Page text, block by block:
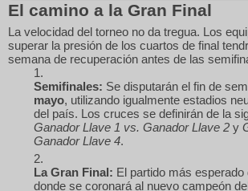
El camino a la Gran Final
La velocidad del torneo no da tregua. Los
superar la presión de los cuartos de final
semana de recuperación antes de las
Semifinales: Se disputarán el fin de
mayo, utilizando igualmente estadios
del país. Los cruces se definirán de la
Ganador Llave 1 vs. Ganador Llave 2 y
Ganador Llave 4.
La Gran Final: El partido más esperado
donde se coronará al nuevo campeón